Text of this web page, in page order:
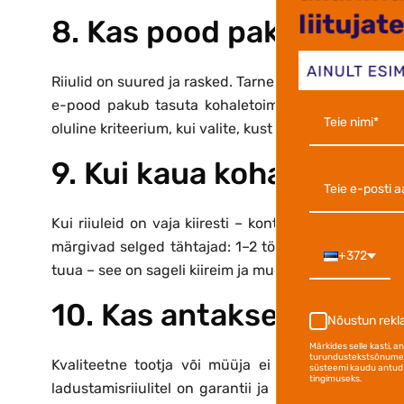
8. Kas pood pakub
Riiulid on suured ja rasked. Tarne hind võib ostu
e-pood pakub tasuta kohaletoimetamist ja milline
oluline kriteerium, kui valite, kust osta
9. Kui kaua
Kui riiuleid on vaja kiiresti – kontrollige
märgivad selged tähtajad: 1–2 tööpäeva või
tuua – see on sageli kiireim ja mugavaim alternatiiv.
10. Kas antakse
Kvaliteetne tootja või müüja ei kõhkle oma
ladustamisriiulitel on garantii ja millistel
+372
Nõustun
Märkides selle kasti,
süsteemi kaudu
tingimuseks.